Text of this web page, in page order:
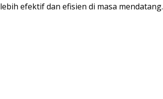
lebih efektif dan efisien di masa mendatang.